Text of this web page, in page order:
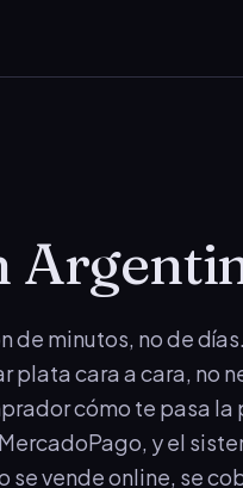
de minutos, no de
plata cara a cara, no
cómo te pasa la
y el
vende online, se